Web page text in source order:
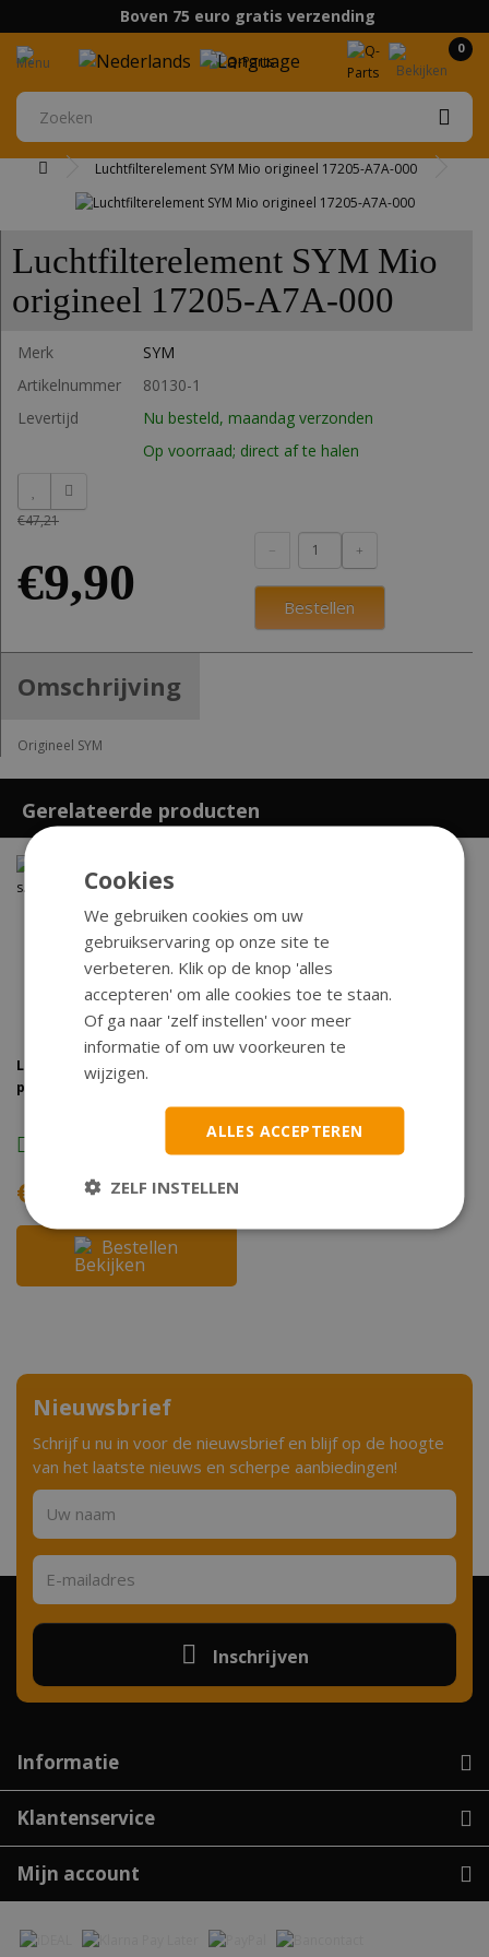
Boven 75 euro gratis verzending
0
Luchtfilterelement SYM Mio origineel 17205-A7A-000
Luchtfilterelement SYM Mio
origineel 17205-A7A-000
Merk
SYM
Artikelnummer
80130-1
Levertijd
Nu besteld, maandag verzonden
Op voorraad; direct af te halen
€47,21
€9,90 Bestellen
Omschrijving
Origineel SYM
Gerelateerde producten
Luchtfilterelement Sym Mio
pro s. red
€4,95
Bestellen
Nieuwsbrief
Schrijf u nu in voor de nieuwsbrief en blijf op de hoogte
van het laatste nieuws en scherpe aanbiedingen!
Inschrijven
Informatie
Klantenservice
Mijn account
Cookies
We gebruiken cookies om uw
gebruikservaring op onze site te
verbeteren. Klik op de knop 'alles
accepteren' om alle cookies toe te staan.
Of ga naar 'zelf instellen' voor meer
informatie of om uw voorkeuren te
wijzigen.
ALLES ACCEPTEREN
ZELF INSTELLEN